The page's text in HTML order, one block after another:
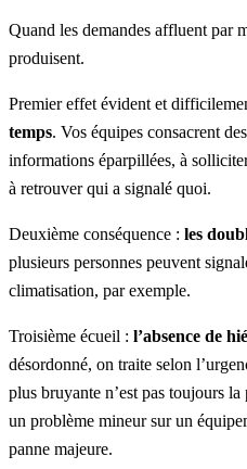
Quand les demandes affluent par
produisent.
Premier effet évident et
temps. Vos équipes consacrent
informations éparpillées, à
à retrouver qui a signalé quoi.
Deuxième conséquence : les
plusieurs personnes peuvent
climatisation, par exemple.
Troisième écueil : l’absence de
désordonné, on traite selon
plus bruyante n’est pas toujours
un problème mineur sur un
panne majeure.